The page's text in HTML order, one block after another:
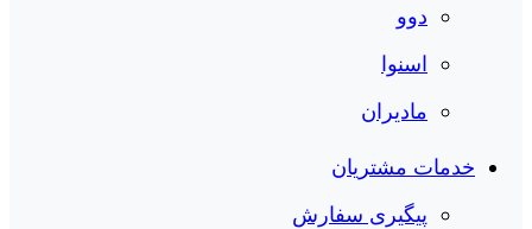
دوو
اسنوا
مادیران
خدمات مشتریان
پیگیری سفارش